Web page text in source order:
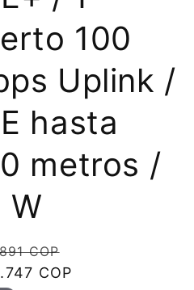
100
Uplink /
hasta
metros /
W
COP
de
COP